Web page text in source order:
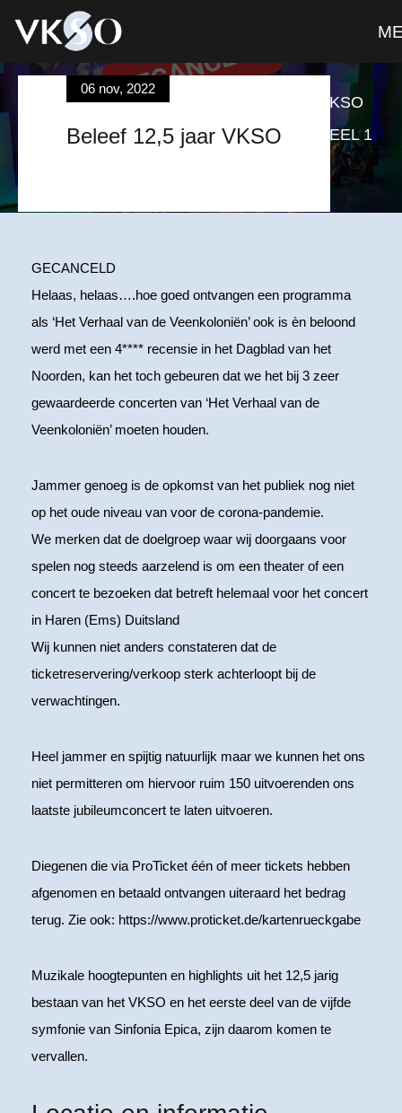
MUZIKALE HIGHLIGHTS UIT 12,5 JAAR VKSO
EN PREMIÈRE EPICA SINFONIA EPICA DEEL 1
06 nov, 2022
Beleef 12,5 jaar VKSO
GECANCELD
Helaas, helaas….hoe goed ontvangen een programma
als ‘Het Verhaal van de Veenkoloniën’ ook is èn beloond
werd met een 4**** recensie in het Dagblad van het
Noorden, kan het toch gebeuren dat we het bij 3 zeer
gewaardeerde concerten van ‘Het Verhaal van de
Veenkoloniën’ moeten houden.
Jammer genoeg is de opkomst van het publiek nog niet
op het oude niveau van voor de corona-pandemie.
We merken dat de doelgroep waar wij doorgaans voor
spelen nog steeds aarzelend is om een theater of een
concert te bezoeken dat betreft helemaal voor het concert
in Haren (Ems) Duitsland
Wij kunnen niet anders constateren dat de
ticketreservering/verkoop sterk achterloopt bij de
verwachtingen.
Heel jammer en spijtig natuurlijk maar we kunnen het ons
niet permitteren om hiervoor ruim 150 uitvoerenden ons
laatste jubileumconcert te laten uitvoeren.
Diegenen die via ProTicket één of meer tickets hebben
afgenomen en betaald ontvangen uiteraard het bedrag
terug. Zie ook: https://www.proticket.de/kartenrueckgabe
Muzikale hoogtepunten en highlights uit het 12,5 jarig
bestaan van het VKSO en het eerste deel van de vijfde
symfonie van Sinfonia Epica, zijn daarom komen te
vervallen.